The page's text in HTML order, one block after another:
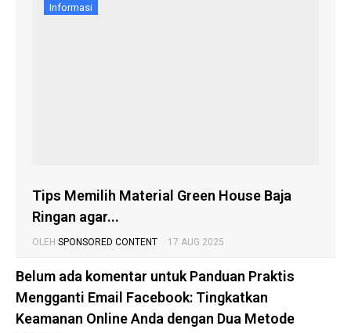
Informasi
Tips Memilih Material Green House Baja
Ringan agar...
OLEH SPONSORED CONTENT 17 AUG 2025
Belum ada komentar untuk Panduan Praktis
Mengganti Email Facebook: Tingkatkan
Keamanan Online Anda dengan Dua Metode